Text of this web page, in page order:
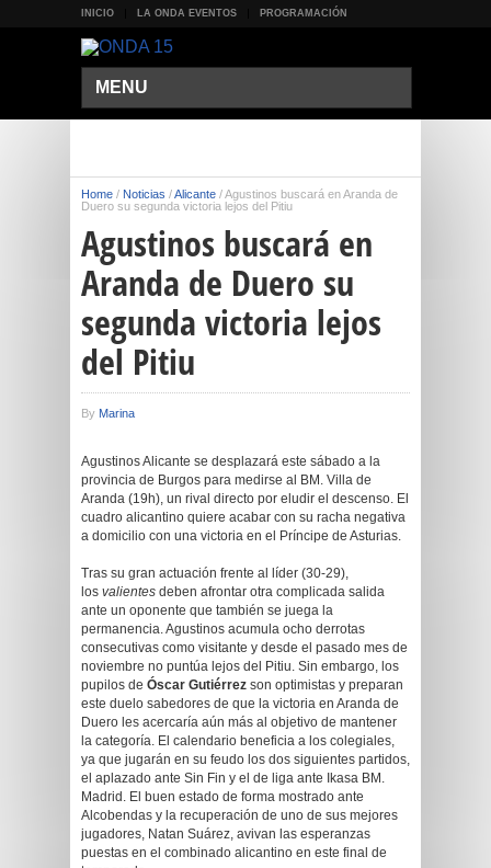
INICIO LA ONDA EVENTOS PROGRAMACIÓN
MENU
Home / Noticias /Alicante /Agustinos buscará en Aranda de
Duero su segunda victoria lejos del Pitiu
Agustinos buscará en
Aranda de Duero su
segunda victoria lejos
del Pitiu
By Marina
Agustinos Alicante se desplazará este sábado a la
provincia de Burgos para medirse al BM. Villa de
Aranda (19h), un rival directo por eludir el descenso. El
cuadro alicantino quiere acabar con su racha negativa
a domicilio con una victoria en el Príncipe de Asturias.
Tras su gran actuación frente al líder (30-29),
los valientes deben afrontar otra complicada salida
ante un oponente que también se juega la
permanencia. Agustinos acumula ocho derrotas
consecutivas como visitante y desde el pasado mes de
noviembre no puntúa lejos del Pitiu. Sin embargo, los
pupilos de Óscar Gutiérrez son optimistas y preparan
este duelo sabedores de que la victoria en Aranda de
Duero les acercaría aún más al objetivo de mantener
la categoría. El calendario beneficia a los colegiales,
ya que jugarán en su feudo los dos siguientes partidos,
el aplazado ante Sin Fin y el de liga ante Ikasa BM.
Madrid. El buen estado de forma mostrado ante
Alcobendas y la recuperación de uno de sus mejores
jugadores, Natan Suárez, avivan las esperanzas
puestas en el combinado alicantino en este final de